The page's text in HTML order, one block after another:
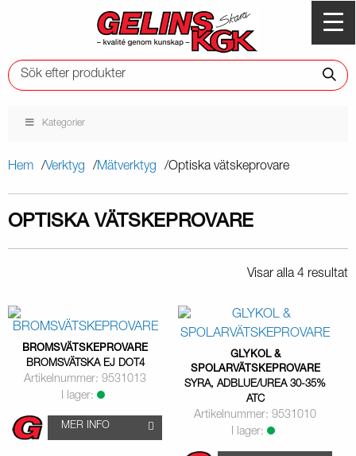
Kategorier
Hem Verktyg Mätverktyg Optiska vätskeprovare
OPTISKA VÄTSKEPROVARE
Visar alla 4 resultat
BROMSVÄTSKEPROVARE
BROMSVÄTSKA EJ DOT4
Artikelnummer: 9531013
I lager:
MER INFO
GLYKOL &
SPOLARVÄTSKEPROVARE
SYRA, ADBLUE/UREA 30-35%
ATC
Artikelnummer: 9531010
I lager: